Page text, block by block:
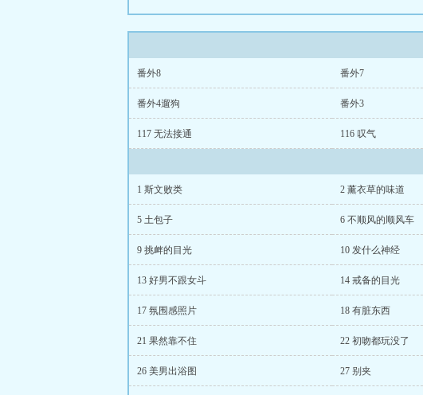
番外8 番外7
番外4遛狗 番外3
117 无法接通 116 叹气
1 斯文败类 2 薰衣草的味道
5 土包子 6 不顺风的顺风车
9 挑衅的目光 10 发什么神经
13 好男不跟女斗 14 戒备的目光
17 氛围感照片 18 有脏东西
21 果然靠不住 22 初吻都玩没了
26 美男出浴图 27 别夹